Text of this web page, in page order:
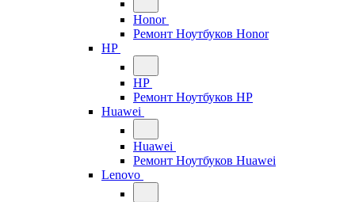
Honor
Ремонт Ноутбуков Honor
HP
HP
Ремонт Ноутбуков HP
Huawei
Huawei
Ремонт Ноутбуков Huawei
Lenovo